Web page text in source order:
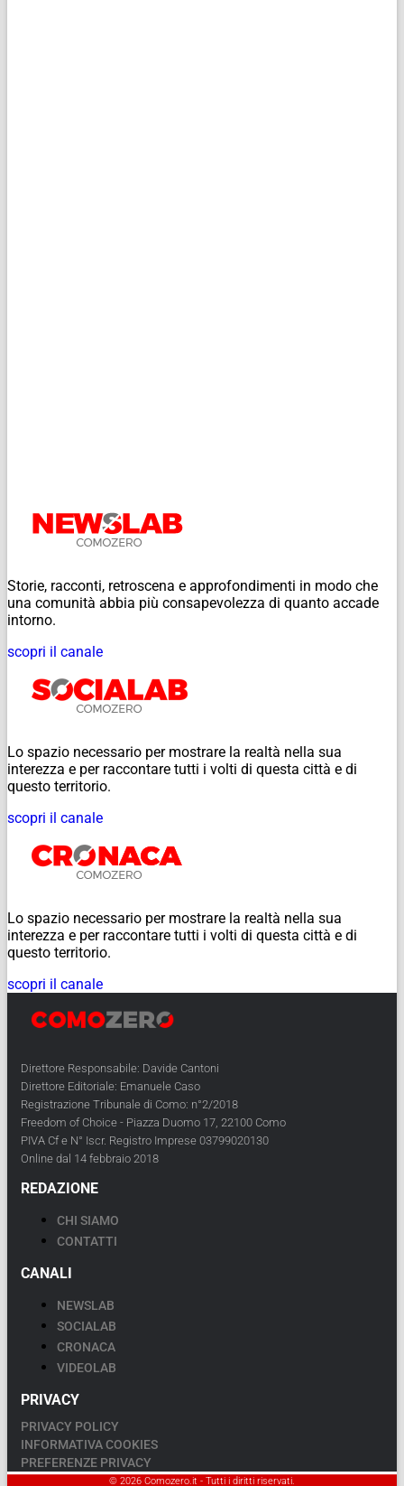
Storie, racconti, retroscena e approfondimenti in modo che
una comunità abbia più consapevolezza di quanto accade
intorno.
scopri il canale
Lo spazio necessario per mostrare la realtà nella sua
interezza e per raccontare tutti i volti di questa città e di
questo territorio.
scopri il canale
Lo spazio necessario per mostrare la realtà nella sua
interezza e per raccontare tutti i volti di questa città e di
questo territorio.
scopri il canale
Direttore Responsabile: Davide Cantoni
Direttore Editoriale: Emanuele Caso
Registrazione Tribunale di Como: n°2/2018
Freedom of Choice - Piazza Duomo 17, 22100 Como
PIVA Cf e N° Iscr. Registro Imprese 03799020130
Online dal 14 febbraio 2018
REDAZIONE
CHI SIAMO
CONTATTI
CANALI
NEWSLAB
SOCIALAB
CRONACA
VIDEOLAB
PRIVACY
PRIVACY POLICY
INFORMATIVA COOKIES
PREFERENZE PRIVACY
© 2026 Comozero.it - Tutti i diritti riservati.